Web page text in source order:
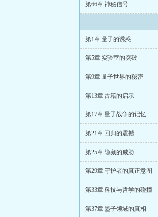
第66章 神秘信号
第1章 量子的诱惑
第5章 实验室的突破
第9章 量子世界的秘密
第13章 古籍的启示
第17章 量子战争的记忆
第21章 回归的震撼
第25章 隐藏的威胁
第29章 守护者的真正意图
第33章 科技与哲学的碰撞
第37章 墨子领域的真相